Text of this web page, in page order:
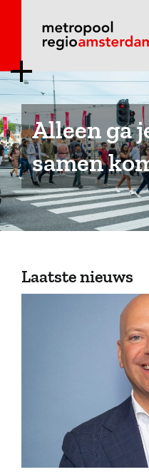
Alleen ga
samen
Laatste nieuws